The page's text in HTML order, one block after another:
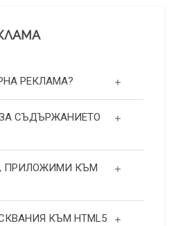
РЕКЛАМА?
СЪДЪРЖАНИЕТО
ПРИЛОЖИМИ КЪМ
КЪМ HTML5